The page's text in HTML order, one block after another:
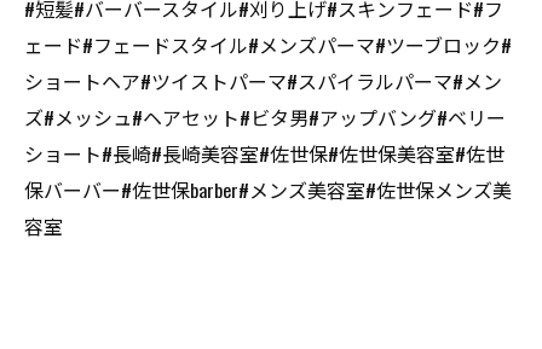
#短髪#バーバースタイル#刈り上げ#スキンフェード#フ
ェード#フェードスタイル#メンズパーマ#ツーブロック#
ショートヘア#ツイストパーマ#スパイラルパーマ#メン
ズ#メッシュ#ヘアセット#ビタ男#アップバング#ベリー
ショート#長崎#長崎美容室#佐世保#佐世保美容室#佐世
保バーバー#佐世保barber#メンズ美容室#佐世保メンズ美
容室